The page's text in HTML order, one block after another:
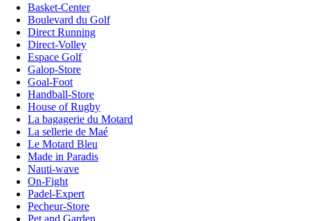
Basket-Center
Boulevard du Golf
Direct Running
Direct-Volley
Espace Golf
Galop-Store
Goal-Foot
Handball-Store
House of Rugby
La bagagerie du Motard
La sellerie de Maé
Le Motard Bleu
Made in Paradis
Nauti-wave
On-Fight
Padel-Expert
Pecheur-Store
Pet and Garden